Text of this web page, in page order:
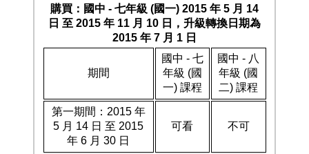
購買：國中 - 七年級 (國一) 2015 年 5 月 14
日 至 2015 年 11 月 10 日，升級轉換日期為
2015 年 7 月 1 日
期間
國中 - 七
年級 (國
一) 課程
國中 - 八
年級 (國
二) 課程
第一期間：2015 年
5 月 14 日 至 2015
年 6 月 30 日
可看 不可